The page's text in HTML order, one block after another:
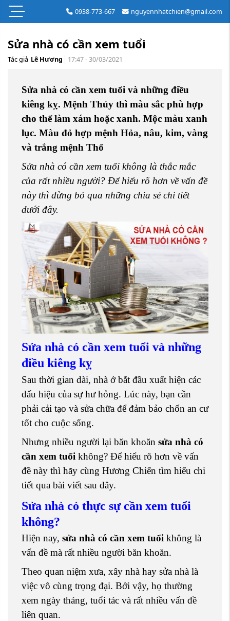
0938-773-667 nguyennhatchien@gmail.com
Sửa nhà có cần xem tuổi
Tác giả Lê Hương 17:47 - 30/03/2021
Sửa nhà có cần xem tuổi và những điều
kiêng kỵ. Mệnh Thủy thì màu sắc phù hợp
cho thể làm xám hoặc xanh. Mộc màu xanh
lục. Màu đỏ hợp mệnh Hỏa, nâu, kim, vàng
và trắng mệnh Thổ
Sửa nhà có cần xem tuổi không là thắc mắc
của rất nhiều người? Để hiểu rõ hơn về vấn đề
này thì đừng bỏ qua những chia sẻ chi tiết
dưới đây.
Sửa nhà có cần xem tuổi và những
điều kiêng kỵ
Sau thời gian dài, nhà ở bắt đầu xuất hiện các
dấu hiệu của sự hư hỏng. Lúc này, bạn cần
phải cải tạo và sửa chữa để đảm bảo chốn an cư
tốt cho cuộc sống.
Nhưng nhiều người lại băn khoăn sửa nhà có
cần xem tuổi không? Để hiểu rõ hơn về vấn
đề này thì hãy cùng Hương Chiến tìm hiểu chi
tiết qua bài viết sau đây.
Sửa nhà có thực sự cần xem tuổi
không?
Hiện nay, sửa nhà có cần xem tuổi không là
vấn đề mà rất nhiều người băn khoăn.
Theo quan niệm xưa, xây nhà hay sửa nhà là
việc vô cùng trọng đại. Bởi vậy, họ thường
xem ngày tháng, tuổi tác và rất nhiều vấn đề
liên quan.